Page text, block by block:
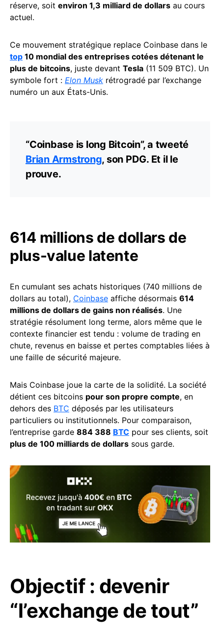
réserve, soit environ 1,3 milliard de dollars au cours
actuel.
Ce mouvement stratégique replace Coinbase dans le
top 10 mondial des entreprises cotées détenant le
plus de bitcoins, juste devant Tesla (11 509 BTC). Un
symbole fort : Elon Musk rétrogradé par l’exchange
numéro un aux États-Unis.
“Coinbase is long Bitcoin”, a tweeté
Brian Armstrong, son PDG. Et il le
prouve.
614 millions de dollars de
plus-value latente
En cumulant ses achats historiques (740 millions de
dollars au total), Coinbase affiche désormais 614
millions de dollars de gains non réalisés. Une
stratégie résolument long terme, alors même que le
contexte financier est tendu : volume de trading en
chute, revenus en baisse et pertes comptables liées à
une faille de sécurité majeure.
Mais Coinbase joue la carte de la solidité. La société
détient ces bitcoins pour son propre compte, en
dehors des BTC déposés par les utilisateurs
particuliers ou institutionnels. Pour comparaison,
l’entreprise garde 884 388 BTC pour ses clients, soit
plus de 100 milliards de dollars sous garde.
Objectif : devenir
“l’exchange de tout”